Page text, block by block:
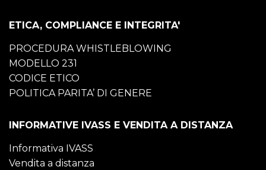
ETICA, COMPLIANCE E INTEGRITA'
PROCEDURA WHISTLEBLOWING
MODELLO 231
CODICE ETICO
POLITICA PARITA’ DI GENERE
INFORMATIVE IVASS E VENDITA A DISTANZA
Informativa IVASS
Vendita a distanza